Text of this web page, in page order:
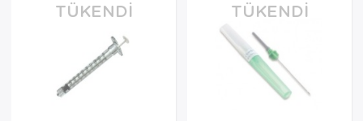
TÜKENDI TÜKENDI